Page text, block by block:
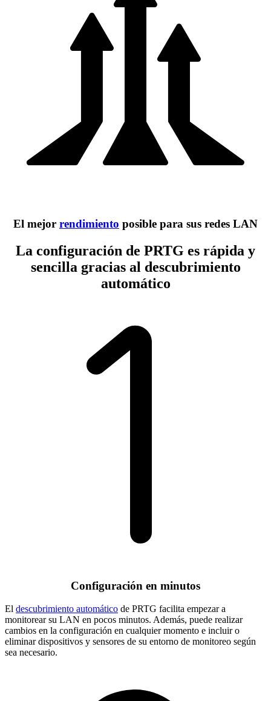
El mejor rendimiento posible para sus redes LAN
La configuración de PRTG es rápida y
sencilla gracias al descubrimiento
automático
Configuración en minutos
El descubrimiento automático de PRTG facilita empezar a
monitorear su LAN en pocos minutos. Además, puede realizar
cambios en la configuración en cualquier momento e incluir o
eliminar dispositivos y sensores de su entorno de monitoreo según
sea necesario.